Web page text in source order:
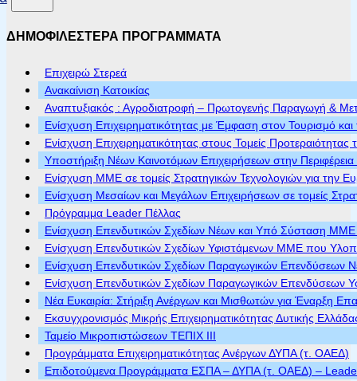
ΔΗΜΟΦΙΛΕΣΤΕΡΑ ΠΡΟΓΡΑΜΜΑΤΑ
Επιχειρώ Στερεά
Ανακαίνιση Κατοικίας
Αναπτυξιακός : Αγροδιατροφή – Πρωτογενής Παραγωγή &
Ενίσχυση Επιχειρηματικότητας με Έμφαση στον Τουρισμό
Ενίσχυση Επιχειρηματικότητας στους Τομείς Προτεραιότητας
Υποστήριξη Νέων Καινοτόμων Επιχειρήσεων στην
Ενίσχυση ΜΜΕ σε τομείς Στρατηγικών Τεχνολογιών για την
Ενίσχυση Μεσαίων και Μεγάλων Επιχειρήσεων σε τομείς
Πρόγραμμα Leader Πέλλας
Ενίσχυση Επενδυτικών Σχεδίων Νέων και Υπό Σύσταση ΜΜΕ
Ενίσχυση Επενδυτικών Σχεδίων Υφιστάμενων ΜΜΕ που
Ενίσχυση Επενδυτικών Σχεδίων Παραγωγικών Επενδύσεων
Ενίσχυση Επενδυτικών Σχεδίων Παραγωγικών Επενδύσεων
Νέα Ευκαιρία: Στήριξη Ανέργων και Μισθωτών για Έναρξη
Εκσυγχρονισμός Μικρής Επιχειρηματικότητας Δυτικής
Ταμείο Μικροπιστώσεων ΤΕΠΙΧ ΙΙΙ
Προγράμματα Επιχειρηματικότητας Ανέργων ΔΥΠΑ (τ. ΟΑΕΔ)
Επιδοτούμενα Προγράμματα ΕΣΠΑ – ΔΥΠΑ (τ. ΟΑΕΔ) – Leader